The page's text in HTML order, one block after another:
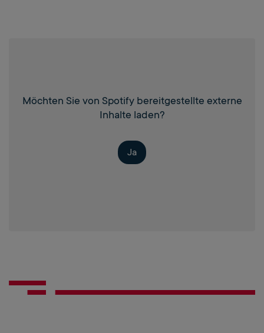
Möchten Sie von Spotifybereitgestellte externe
Inhalte laden?
Ja